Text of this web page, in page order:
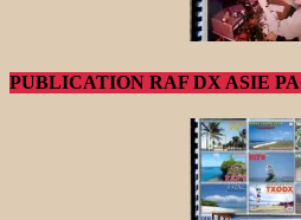
PUBLICATION RAF DX ASIE